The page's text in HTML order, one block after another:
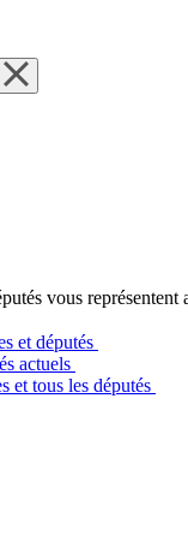
vous
et députés
actuels
et tous les députés